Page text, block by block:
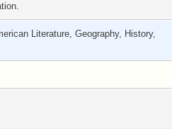
Literature, Geography, History,